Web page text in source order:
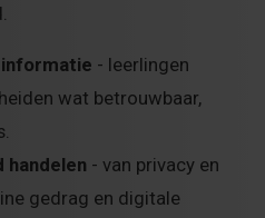
- leerlingen
wat betrouwbaar,
handelen - van privacy en
gedrag en digitale